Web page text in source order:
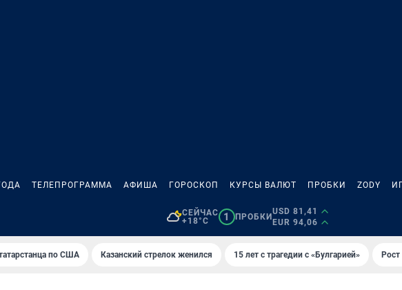
ТЕЛЕПРОГРАММА АФИША ГОРОСКОП КУРСЫ ВАЛЮТ ПРОБКИ ZODY
СЕЙЧАС
+18°C
1 ПРОБКИ
USD 81,41
EUR 94,06
по США Казанский стрелок женился 15 лет с трагедии с «Булгарией»